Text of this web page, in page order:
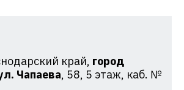
край, город
Чапаева, 58, 5 этаж, каб. №